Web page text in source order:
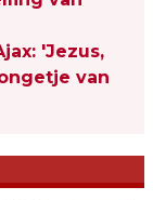
'Jezus,
van